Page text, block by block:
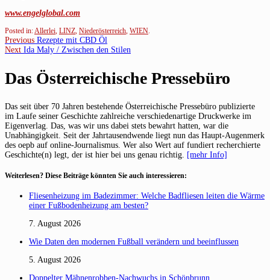
www.engelglobal.com
Posted in: Allerlei LINZ Niederösterreich WIEN
Beitragsnavigation
Previous Previous
post:
Rezepte mit CBD Öl
Next Next
Ida Maly / Zwischen den Stilen
Das Österreichische Pressebüro
Das seit über 70 Jahren bestehende Österreichische Pressebüro publizierte
im Laufe seiner Geschichte zahlreiche verschiedenartige Druckwerke im
Eigenverlag. Das, was wir uns dabei stets bewahrt hatten, war die
Unabhängigkeit. Seit der Jahrtausendwende liegt nun das Haupt-Augenmerk
des oepb auf online-Journalismus. Wer also Wert auf fundiert recherchierte
Geschichte(n) legt, der ist hier bei uns genau richtig. [mehr Info]
Weiterlesen? Diese Beiträge könnten Sie auch interessieren:
Fliesenheizung im Badezimmer: Welche Badfliesen leiten die Wärme
einer Fußbodenheizung am besten?
7. August 2026
Wie Daten den modernen Fußball verändern und beeinflussen
5. August 2026
Doppelter Mähnenrobben-Nachwuchs in Schönbrunn